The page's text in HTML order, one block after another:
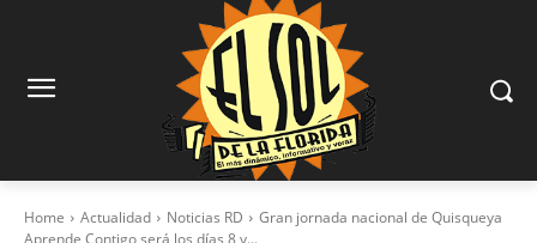
Home Actualidad Noticias RD
Gran jornada nacional de Quisqueya
Aprende Contigo será los días 8 y...